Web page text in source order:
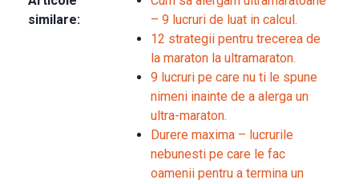
similare:
– 9 lucruri de luat in calcul.
12 strategii pentru trecerea de
la maraton la ultramaraton.
9 lucruri pe care nu ti le spune
nimeni inainte de a alerga un
ultra-maraton.
Durere maxima – lucrurile
nebunesti pe care le fac
oamenii pentru a termina un